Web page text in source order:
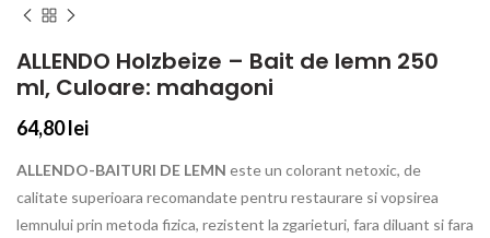
ALLENDO Holzbeize – Bait de lemn 250
ml, Culoare: mahagoni
64,80lei
ALLENDO-BAITURI DE LEMN este un colorant netoxic, de
calitate superioara recomandate pentru restaurare si vopsirea
lemnului prin metoda fizica, rezistent la zgarieturi, fara diluant si fara